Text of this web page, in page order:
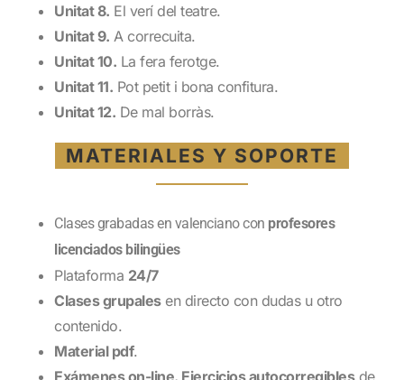
Unitat 8. El verí del teatre.
Unitat 9. A correcuita.
Unitat 10. La fera ferotge.
Unitat 11. Pot petit i bona confitura.
Unitat 12. De mal borràs.
MATERIALES Y SOPORTE
Clases grabadas en valenciano con profesores
licenciados bilingües
Plataforma 24/7
Clases grupalesen directo con dudas u otro
contenido.
Material pdf.
Exámenes on-line. Ejercicios autocorregiblesde